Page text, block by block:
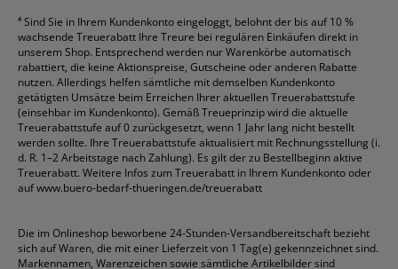
⁴Sind Sie in Ihrem Kundenkonto eingeloggt, belohnt der bis auf 10 %
wachsende Treuerabatt Ihre Treure bei regulären Einkäufen direkt in
unserem Shop. Entsprechend werden nur Warenkörbe automatisch
rabattiert, die keine Aktionspreise, Gutscheine oder anderen Rabatte
nutzen. Allerdings helfen sämtliche mit demselben Kundenkonto
getätigten Umsätze beim Erreichen Ihrer aktuellen Treuerabattstufe
(einsehbar im Kundenkonto). Gemäß Treueprinzip wird die aktuelle
Treuerabattstufe auf 0 zurückgesetzt, wenn 1 Jahr lang nicht bestellt
werden sollte. Ihre Treuerabattstufe aktualisiert mit Rechnungsstellung (i.
d. R. 1–2 Arbeitstage nach Zahlung). Es gilt der zu Bestellbeginn aktive
Treuerabatt. Weitere Infos zum Treuerabatt in Ihrem Kundenkonto oder
aufwww.buero-bedarf-thueringen.de/treuerabatt
Die im Onlineshop beworbene 24-Stunden-Versandbereitschaft bezieht
sich auf Waren, die mit einer Lieferzeit von 1 Tag(e) gekennzeichnet sind.
Markennamen, Warenzeichen sowie sämtliche Artikelbilder sind